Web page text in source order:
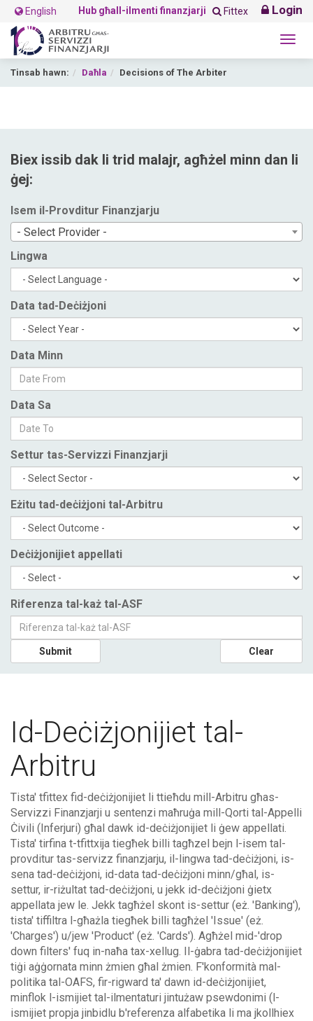
English Hub għall-ilmenti finanzjarji Fittex Login
Tinsab hawn: Daħla Decisions of The Arbiter
Biex issib dak li trid malajr, agħżel minn dan li
ġej:
Isem il-Provditur Finanzjarju
- Select Provider -
Lingwa
Data tad-Deċiżjoni
Data Minn
Data Sa
Settur tas-Servizzi Finanzjarji
Eżitu tad-deċiżjoni tal-Arbitru
Deċiżjonijiet appellati
Riferenza tal-każ tal-ASF
Submit Clear
Id-Deċiżjonijiet tal-
Arbitru
Tista' tfittex fid-deċiżjonijiet li ttieħdu mill-Arbitru għas-
Servizzi Finanzjarji u sentenzi maħruġa mill-Qorti tal-Appelli
Ċivili (Inferjuri) għal dawk id-deċiżjonijiet li ġew appellati.
Tista' tirfina t-tfittxija tiegħek billi tagħzel bejn l-isem tal-
provditur tas-servizz finanzjarju, il-lingwa tad-deċiżjoni, is-
sena tad-deċiżjoni, id-data tad-deċiżjoni minn/għal, is-
settur, ir-riżultat tad-deċiżjoni, u jekk id-deċiżjoni ġietx
appellata jew le. Jekk tagħżel skont is-settur (eż. 'Banking'),
tista' tiffiltra l-għażla tiegħek billi tagħżel 'Issue' (eż.
'Charges') u/jew 'Product' (eż. 'Cards'). Agħżel mid-'drop
down filters' fuq in-naħa tax-xellug. Il-ġabra tad-deċiżjonijiet
tiġi aġġornata minn żmien għal żmien. F'konformità mal-
politika tal-OAFS, fir-rigward ta' dawn id-deċiżjonijiet,
minflok l-ismijiet tal-ilmentaturi jintużaw psewdonimi (l-
ismijiet propja jinbidlu b'referenza alfabetika li ma jkollhiex